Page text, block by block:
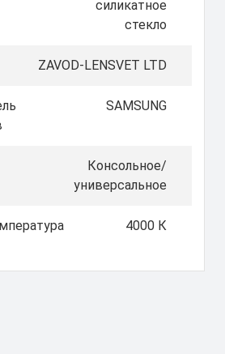
силикатное
стекло
ZAVOD-LENSVET LTD
SAMSUNG
Консольное/
универсальное
4000 К